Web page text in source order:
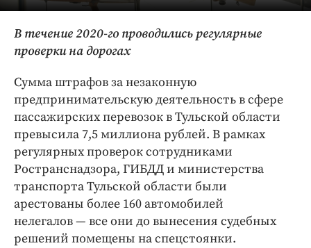
В течение 2020-го проводились регулярные
проверки на дорогах
Сумма штрафов за незаконную
предпринимательскую деятельность в сфере
пассажирских перевозок в Тульской области
превысила 7,5 миллиона рублей. В рамках
регулярных проверок сотрудниками
Ространснадзора, ГИБДД и министерства
транспорта Тульской области были
арестованы более 160 автомобилей
нелегалов — все они до вынесения судебных
решений помещены на спецстоянки.